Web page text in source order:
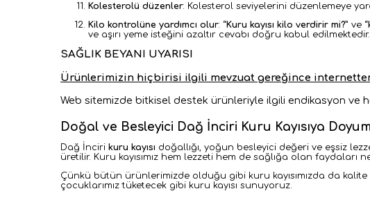
Kolesterolü düzenler: Kolesterol seviyelerini düzenlemeye
Kilo kontrolüne yardımcı olur: “Kuru kayısı kilo verdirir mi?” ve “
ve aşırı yeme isteğini azaltır cevabı doğru kabul
SAĞLIK BEYANI UYARISI
Ürünlerimizin hiçbirisi ilgili mevzuat gereğince
Web sitemizde bitkisel destek ürünleriyle ilgili endikasyon ve
Doğal ve Besleyici Dağ İnciri Kuru Kayısıya
Dağ İnciri kuru kayısı doğallığı, yoğun besleyici değeri ve eşsiz
üretilir. Kuru kayısımız hem lezzeti hem de sağlığa olan faydaları
Çünkü bütün ürünlerimizde olduğu gibi kuru kayısımızda da kalite
çocuklarımız tüketecek gibi kuru kayısı sunuyoruz.